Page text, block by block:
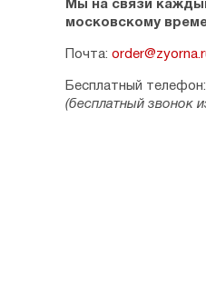
Мы на связи
московскому
Почта:
Бесплатный
(бесплатный звонок